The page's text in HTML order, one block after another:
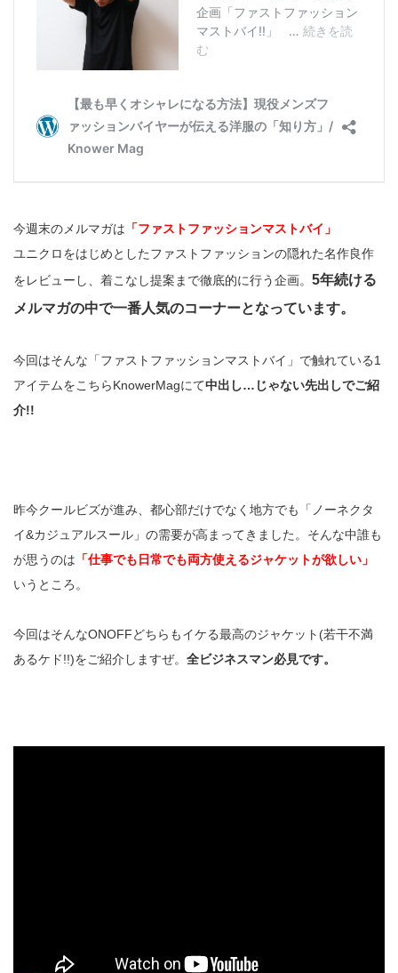
今週末のメルマガは 「ファストファッションマストバイ」
ユニクロをはじめとしたファストファッションの隠れた名作良作
をレビューし、着こなし提案まで徹底的に行う企画。 5年続ける
メルマガの中で一番人気のコーナーとなっています。
今回はそんな「ファストファッションマストバイ」で触れている1
アイテムをこちらKnowerMagにて中出し…じゃない先出しでご紹
介!!
昨今クールビズが進み、都心部だけでなく地方でも「ノーネクタ
イ&カジュアルスール」の需要が高まってきました。そんな中誰も
が思うのは 「仕事でも日常でも両方使えるジャケットが欲しい」
いうところ。
今回はそんなONOFFどちらもイケる最高のジャケット(若干不満
あるケド!!)をご紹介しますぜ。 全ビジネスマン必見です。